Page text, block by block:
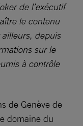
de l’exécutif
le contenu
depuis
sur le
à contrôle
de Genève de
domaine du